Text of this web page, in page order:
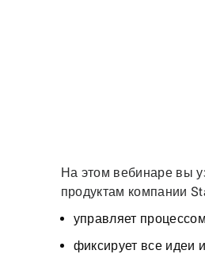
На этом вебинаре вы
продуктам компании
управляет
фиксирует все